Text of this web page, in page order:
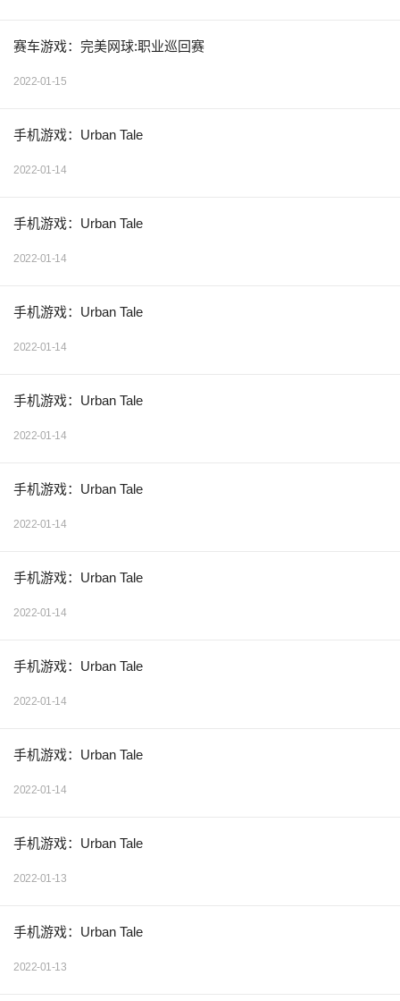
赛车游戏：完美网球:职业巡回赛
2022-01-15
手机游戏：Urban Tale
2022-01-14
手机游戏：Urban Tale
2022-01-14
手机游戏：Urban Tale
2022-01-14
手机游戏：Urban Tale
2022-01-14
手机游戏：Urban Tale
2022-01-14
手机游戏：Urban Tale
2022-01-14
手机游戏：Urban Tale
2022-01-14
手机游戏：Urban Tale
2022-01-14
手机游戏：Urban Tale
2022-01-13
手机游戏：Urban Tale
2022-01-13